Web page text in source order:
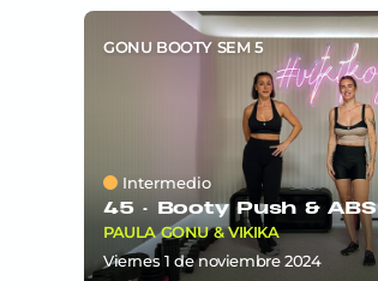
GONU BOOTY SEM 5
Intermedio
45 · Booty Push & ABS
PAULA GONU & VIKIKA
viernes 1 denoviembre 2024